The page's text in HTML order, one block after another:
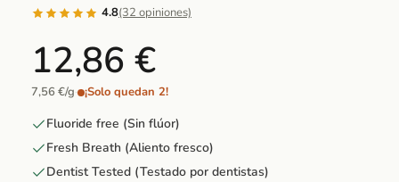
4.8(32 opiniones)
12,86 €
7,56 €/g· ¡Solo quedan 2!
Fluoride free (Sin flúor)
Fresh Breath (Aliento fresco)
Dentist Tested (Testado por dentistas)